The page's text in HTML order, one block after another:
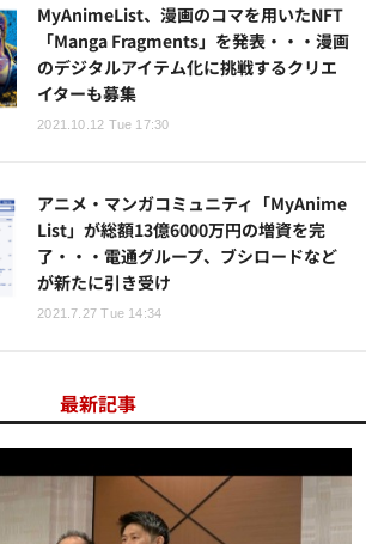
MyAnimeList、漫画のコマを用いたNFT
「Manga Fragments」を発表・・・漫画
のデジタルアイテム化に挑戦するクリエ
イターも募集
2021.10.12 Tue 17:30
アニメ・マンガコミュニティ「MyAnime
List」が総額13億6000万円の増資を完
了・・・電通グループ、ブシロードなど
が新たに引き受け
2021.7.27 Tue 14:34
最新記事